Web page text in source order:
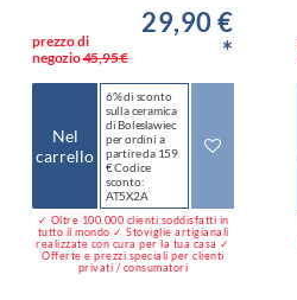
prezzo di
negozio45,95 €
29,90 €
*
Nel
carrello
6% di sconto
sulla ceramica
di Bolesławiec
per ordini a
partire da 159
€ Codice
sconto:
AT5X2A
✓ Oltre 100.000 clienti soddisfatti in
tutto il mondo ✓ Stoviglie artigianali
realizzate con cura per la tua casa ✓
Offerte e prezzi speciali per clienti
privati / consumatori